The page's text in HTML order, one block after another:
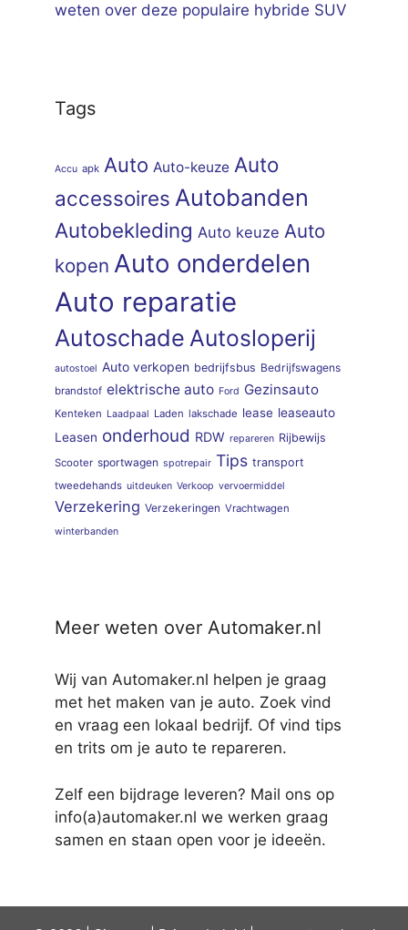
weten over deze populaire hybride SUV
Tags
Accu apk Auto Auto-keuze Auto
accessoires Autobanden
Autobekleding Auto keuze Auto
kopen Auto onderdelen
Auto reparatie
Autoschade Autosloperij
autostoel Auto verkopen bedrijfsbus Bedrijfswagens
brandstof elektrische auto Ford Gezinsauto
Kenteken Laadpaal Laden lakschade lease leaseauto
Leasen onderhoud RDW repareren Rijbewijs
Scooter sportwagen spotrepair Tips transport
tweedehands uitdeuken Verkoop vervoermiddel
Verzekering Verzekeringen Vrachtwagen
winterbanden
Meer weten over Automaker.nl
Wij van Automaker.nl helpen je graag
met het maken van je auto. Zoek vind
en vraag een lokaal bedrijf. Of vind tips
en trits om je auto te repareren.
Zelf een bijdrage leveren? Mail ons op
info(a)automaker.nl we werken graag
samen en staan open voor je ideeën.